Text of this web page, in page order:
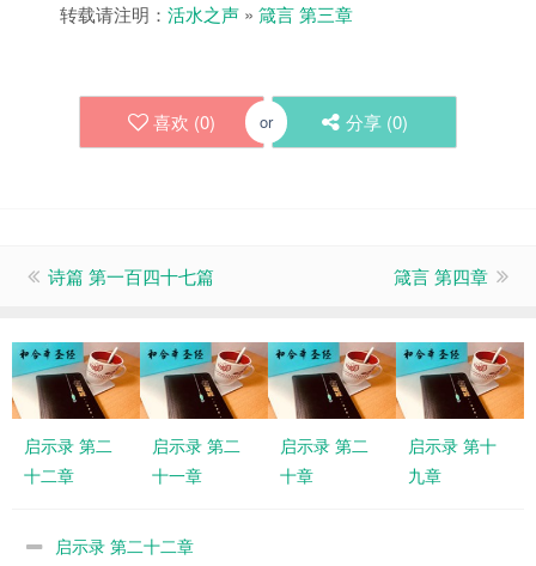
转载请注明： 活水之声 » 箴言 第三章
喜欢 (0) or 分享 (0)
诗篇 第一百四十七篇 箴言 第四章
启示录 第二
十二章
启示录 第二
十一章
启示录 第二
十章
启示录 第十
九章
启示录 第二十二章